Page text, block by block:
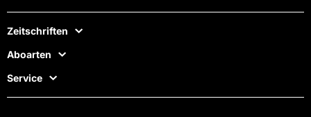
Zeitschriften
Aboarten
Service